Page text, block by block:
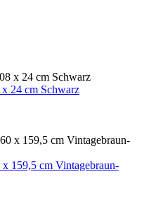
24 cm Schwarz
159,5 cm Vintagebraun-